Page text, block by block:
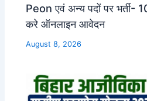
Peon एवं अन्य पदों पर भर्ती-
करे ऑनलाइन आवेदन
August 8, 2026